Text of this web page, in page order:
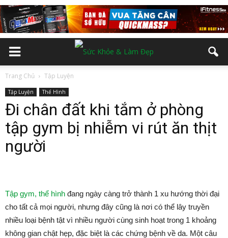
Trang Chủ Tập Luyện
Tập Luyện Thể Hình
Đi chân đất khi tắm ở phòng
tập gym bị nhiễm vi rút ăn thịt
người
Tập gym, thể hình đang ngày càng trở thành 1 xu hướng thời đại
cho tất cả mọi người, nhưng đây cũng là nơi có thể lây truyền
nhiều loại bệnh tật vì nhiều người cùng sinh hoạt trong 1 khoảng
không gian chật hẹp, đặc biệt là các chứng bệnh về da. Một câu